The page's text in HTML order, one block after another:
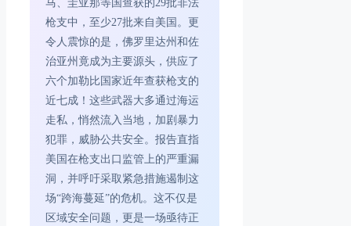
枪支中，至少27批来自美国。更
令人震惊的是，佛罗里达州和佐
治亚州竟成为主要源头，供应了
六个加勒比国家近年查获枪支的
近七成！这些武器大多通过海运
走私，悄然流入当地，加剧暴力
犯罪，威胁公共安全。报告直指
美国在枪支出口监管上的严重漏
洞，并呼吁采取紧急措施遏制这
场“跨海蔓延”的危机。这不仅是
区域安全问题，更是一场亟待正